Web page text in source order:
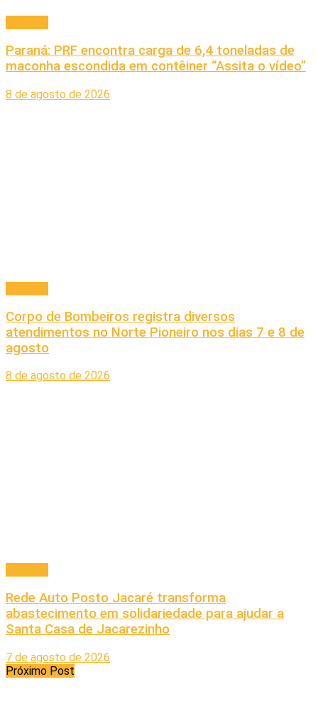
Paraná: PRF encontra carga de 6,4 toneladas de
maconha escondida em contêiner “Assita o vídeo”
8 de agosto de 2026
Corpo de Bombeiros registra diversos
atendimentos no Norte Pioneiro nos dias 7 e 8 de
agosto
8 de agosto de 2026
Rede Auto Posto Jacaré transforma
abastecimento em solidariedade para ajudar a
Santa Casa de Jacarezinho
7 de agosto de 2026
Próximo Post